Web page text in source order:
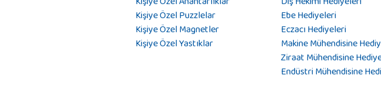
Kişiye Özel Puzzlelar
Kişiye Özel Magnetler
Kişiye Özel Yastıklar
Ebe Hediyeleri
Eczacı Hediyeleri
Makine Mühendisine
Ziraat Mühendisine
Endüstri Mühendisine